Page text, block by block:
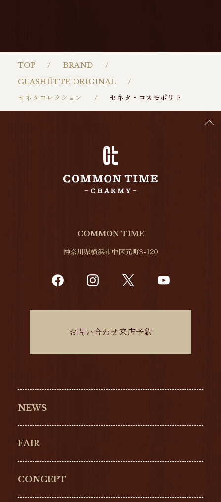
TOP
BRAND
GLASHŰTTE ORIGINAL
セネタコレクション
セネタ・コスモポリト
NEWS
FAIR
CONCEPT
COMMON TIME
神奈川県横浜市中区元町3-120
お問い合わせ来店予約